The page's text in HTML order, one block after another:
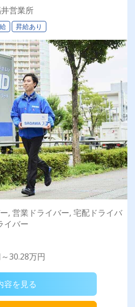
営業所
昇給あり
, 営業ドライバー, 宅配ドライバ
イバー
30.28万円
容を見る